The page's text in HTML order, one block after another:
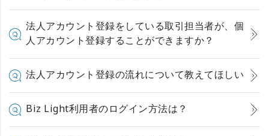
法人アカウント登録をしている取引担当者が、個
人アカウント登録することができますか？
法人アカウント登録の流れについて教えてほしい
Biz Light利用者のログイン方法は？